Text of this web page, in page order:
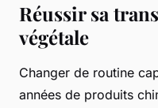
Réussir sa
végétale
Changer de routine
années de produits